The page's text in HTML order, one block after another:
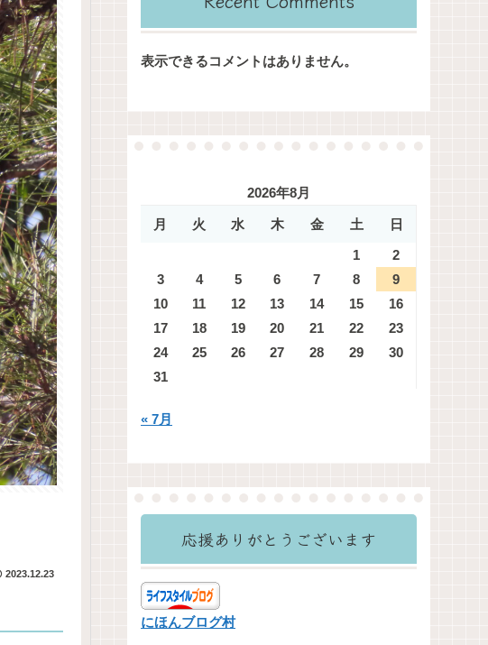
2023.12.23
表示できるコメントはありません。
2026年8月
月 火 水 木 金 土
日
1
2
3
4 5 6 7 8
9
10
11 12 13 14 15
16
17
18 19 20 21 22
23
24
25 26 27 28 29
30
31
« 7月
応援ありがとうございます
にほんブログ村